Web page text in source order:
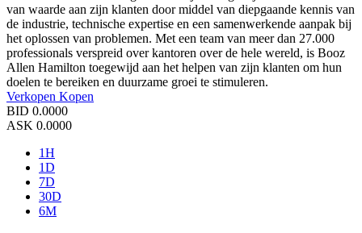
van waarde aan zijn klanten door middel van diepgaande kennis van
de industrie, technische expertise en een samenwerkende aanpak bij
het oplossen van problemen. Met een team van meer dan 27.000
professionals verspreid over kantoren over de hele wereld, is Booz
Allen Hamilton toegewijd aan het helpen van zijn klanten om hun
doelen te bereiken en duurzame groei te stimuleren.
Verkopen Kopen
BID 0.0000
ASK 0.0000
1H
1D
7D
30D
6M